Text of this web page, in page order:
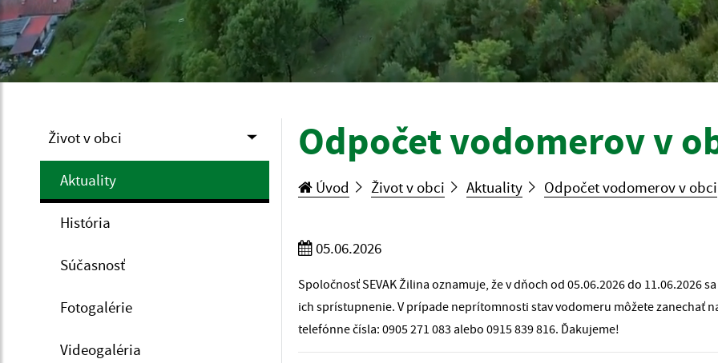
Život v obci
Aktuality
História
Súčasnosť
Fotogalérie
Videogaléria
Odpočet vodomerov v
Úvod Život v obci Aktuality Odpočet vodomerov v obci
05.06.2026
Spoločnosť SEVAK Žilina oznamuje, že v dňoch od 05.06.2026 do 11.06.2026
ich sprístupnenie. V prípade neprítomnosti stav vodomeru môžete zanechať
telefónne čísla: 0905 271 083 alebo 0915 839 816. Ďakujeme!